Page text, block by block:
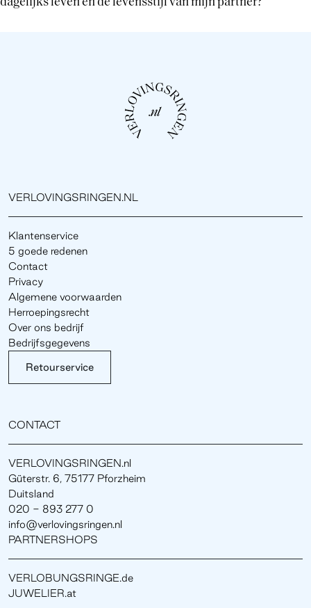
VERLOVINGSRINGEN.NL
Klantenservice
5 goede redenen
Contact
Privacy
Algemene voorwaarden
Herroepingsrecht
Over ons bedrijf
Bedrijfsgegevens
Retourservice
CONTACT
VERLOVINGSRINGEN.nl
Güterstr. 6, 75177 Pforzheim
Duitsland
020 - 893 277 0
info@verlovingsringen.nl
PARTNERSHOPS
VERLOBUNGSRINGE.de
JUWELIER.at